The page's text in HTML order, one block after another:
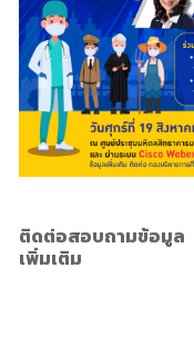
ติดต่อสอบถามข้อมูล
เพิ่มเติม